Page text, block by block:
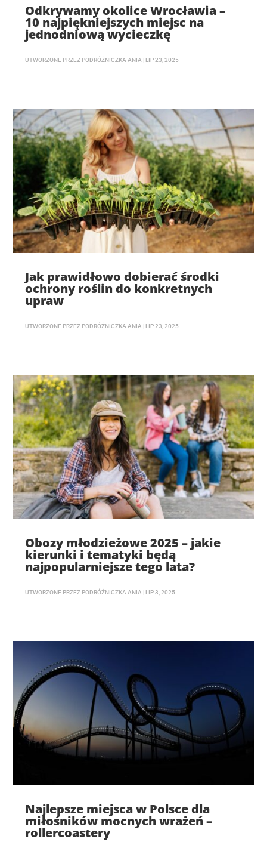
Odkrywamy okolice Wrocławia –
10 najpiękniejszych miejsc na
jednodniową wycieczkę
UTWORZONE PRZEZ PODRÓŻNICZKA ANIA LIP 23, 2025
Jak prawidłowo dobierać środki
ochrony roślin do konkretnych
upraw
UTWORZONE PRZEZ PODRÓŻNICZKA ANIA | LIP 23, 2025
Obozy młodzieżowe 2025 – jakie
kierunki i tematyki będą
najpopularniejsze tego lata?
UTWORZONE PRZEZ PODRÓŻNICZKA ANIA | LIP 3, 2025
Najlepsze miejsca w Polsce dla
miłośników mocnych wrażeń –
rollercoastery